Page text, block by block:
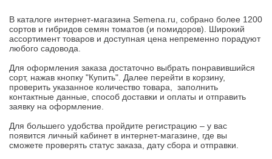
В каталоге интернет-магазина Semena.ru, собрано более 1200
сортов и гибридов семян томатов (и помидоров). Широкий
ассортимент товаров и доступная цена непременно порадуют
любого садовода.
Для оформления заказа достаточно выбрать понравившийся
сорт, нажав кнопку "Купить". Далее перейти в корзину,
проверить указанное количество товара, заполнить
контактные данные, способ доставки и оплаты и отправить
заявку на оформление.
Для большего удобства пройдите регистрацию – у вас
появится личный кабинет в интернет-магазине, где вы
сможете проверять статус заказа, дату сбора и отправки.